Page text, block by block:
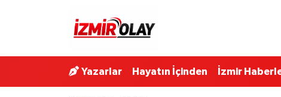
Yazarlar Hayatın İçinden İzmir
Konak Trafik Yoğunluk Haritası